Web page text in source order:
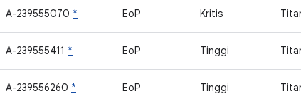
A-239555070 * EoP Kritis
A-239555411 * EoP Tinggi
A-239556260 * EoP Tinggi